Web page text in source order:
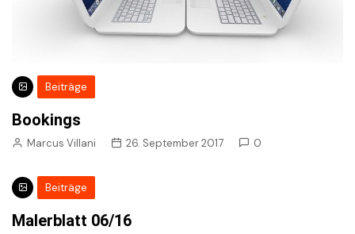
Beiträge
Bookings
Marcus Villani 26. September 2017 0
Beiträge
Malerblatt 06/16